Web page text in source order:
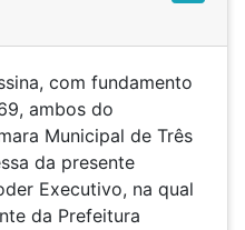
com fundamento
ambos do
Municipal de Três
da presente
Executivo, na qual
da Prefeitura